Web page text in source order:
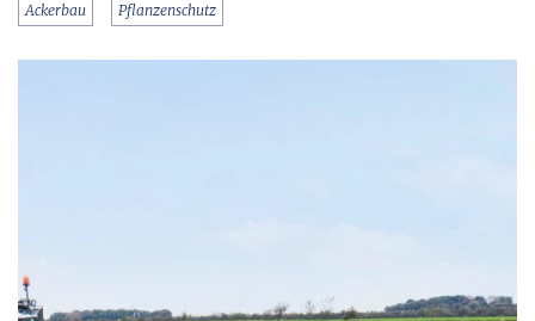
Ackerbau Pflanzenschutz